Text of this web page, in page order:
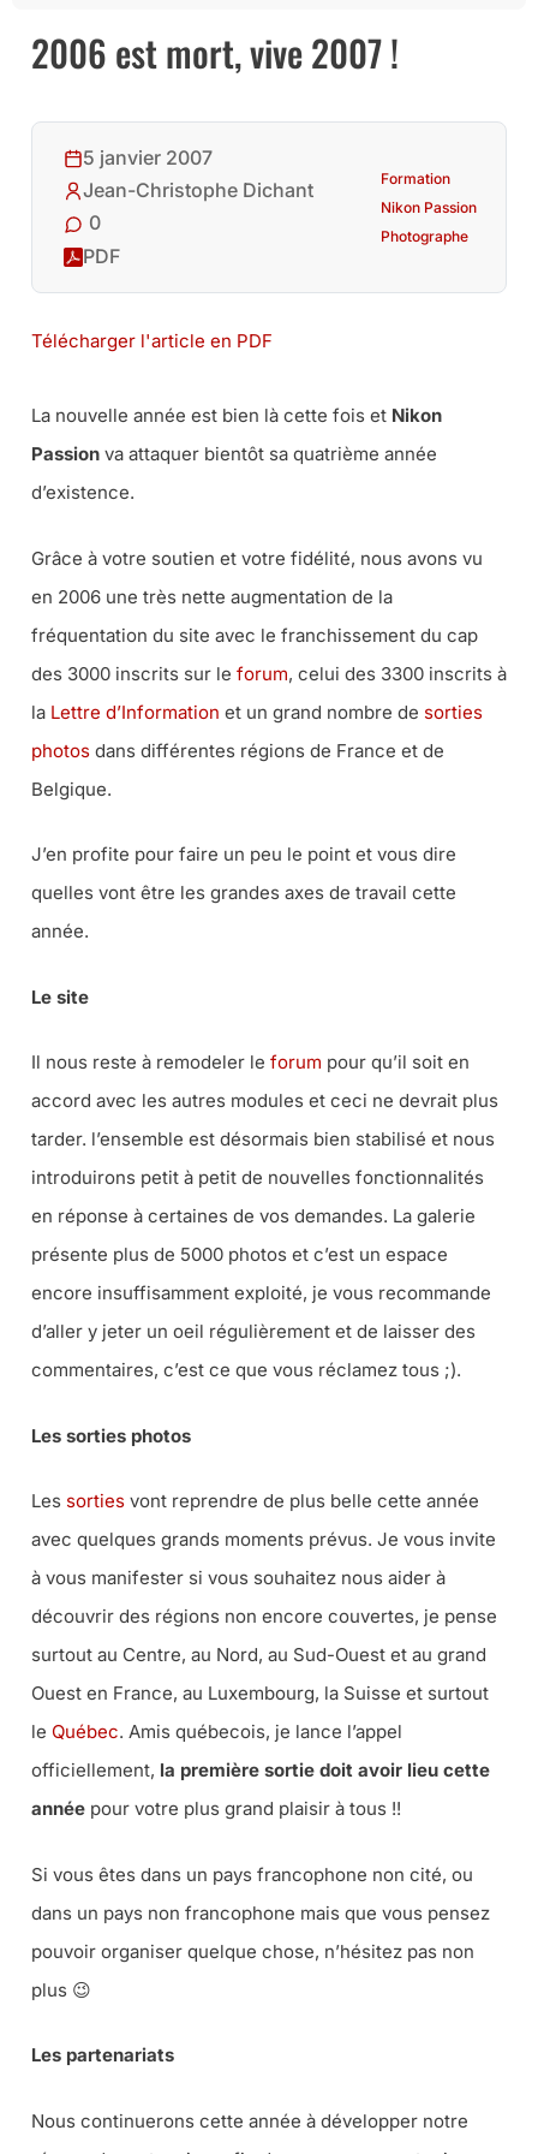
2006 est mort, vive 2007 !
5 janvier 2007
Jean-Christophe Dichant
0
PDF
Formation
Nikon Passion
Photographe
Télécharger l'article en PDF
La nouvelle année est bien là cette fois et Nikon
Passion va attaquer bientôt sa quatrième année
d’existence.
Grâce à votre soutien et votre fidélité, nous avons vu
en 2006 une très nette augmentation de la
fréquentation du site avec le franchissement du cap
des 3000 inscrits sur le forum, celui des 3300 inscrits à
la Lettre d’Information et un grand nombre de sorties
photos dans différentes régions de France et de
Belgique.
J’en profite pour faire un peu le point et vous dire
quelles vont être les grandes axes de travail cette
année.
Le site
Il nous reste à remodeler le forum pour qu’il soit en
accord avec les autres modules et ceci ne devrait plus
tarder. l’ensemble est désormais bien stabilisé et nous
introduirons petit à petit de nouvelles fonctionnalités
en réponse à certaines de vos demandes. La galerie
présente plus de 5000 photos et c’est un espace
encore insuffisamment exploité, je vous recommande
d’aller y jeter un oeil régulièrement et de laisser des
commentaires, c’est ce que vous réclamez tous ;).
Les sorties photos
Les sorties vont reprendre de plus belle cette année
avec quelques grands moments prévus. Je vous invite
à vous manifester si vous souhaitez nous aider à
découvrir des régions non encore couvertes, je pense
surtout au Centre, au Nord, au Sud-Ouest et au grand
Ouest en France, au Luxembourg, la Suisse et surtout
le Québec. Amis québecois, je lance l’appel
officiellement, la première sortie doit avoir lieu cette
année pour votre plus grand plaisir à tous !!
Si vous êtes dans un pays francophone non cité, ou
dans un pays non francophone mais que vous pensez
pouvoir organiser quelque chose, n’hésitez pas non
plus 😉
Les partenariats
Nous continuerons cette année à développer notre